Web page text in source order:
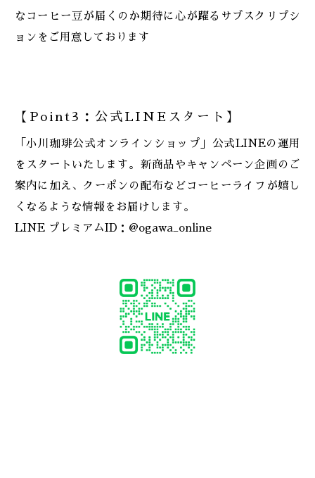
なコーヒー豆が届くのか期待に心が躍るサブスクリプシ
ョンをご用意しております
【Point3：公式LINEスタート】
「小川珈琲公式オンラインショップ」公式LINEの運用
をスタートいたします。新商品やキャンペーン企画のご
案内に加え、クーポンの配布などコーヒーライフが嬉し
くなるような情報をお届けします。
LINE プレミアムID：@ogawa_online